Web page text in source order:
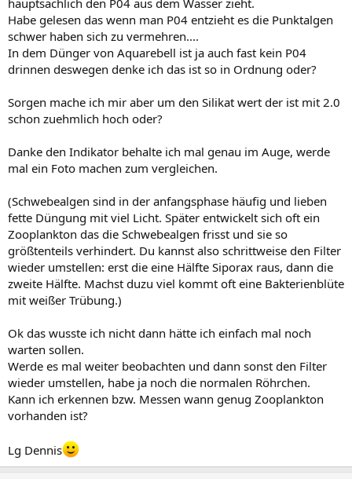
Habe gelesen das wenn man P04 entzieht es die Punktalgen
schwer haben sich zu vermehren....
In dem Dünger von Aquarebell ist ja auch fast kein P04
drinnen deswegen denke ich das ist so in Ordnung oder?
Sorgen mache ich mir aber um den Silikat wert der ist mit 2.0
schon zuehmlich hoch oder?
Danke den Indikator behalte ich mal genau im Auge, werde
mal ein Foto machen zum vergleichen.
(Schwebealgen sind in der anfangsphase häufig und lieben
fette Düngung mit viel Licht. Später entwickelt sich oft ein
Zooplankton das die Schwebealgen frisst und sie so
größtenteils verhindert. Du kannst also schrittweise den Filter
wieder umstellen: erst die eine Hälfte Siporax raus, dann die
zweite Hälfte. Machst duzu viel kommt oft eine Bakterienblüte
mit weißer Trübung.)
Ok das wusste ich nicht dann hätte ich einfach mal noch
warten sollen.
Werde es mal weiter beobachten und dann sonst den Filter
wieder umstellen, habe ja noch die normalen Röhrchen.
Kann ich erkennen bzw. Messen wann genug Zooplankton
vorhanden ist?
Lg Dennis